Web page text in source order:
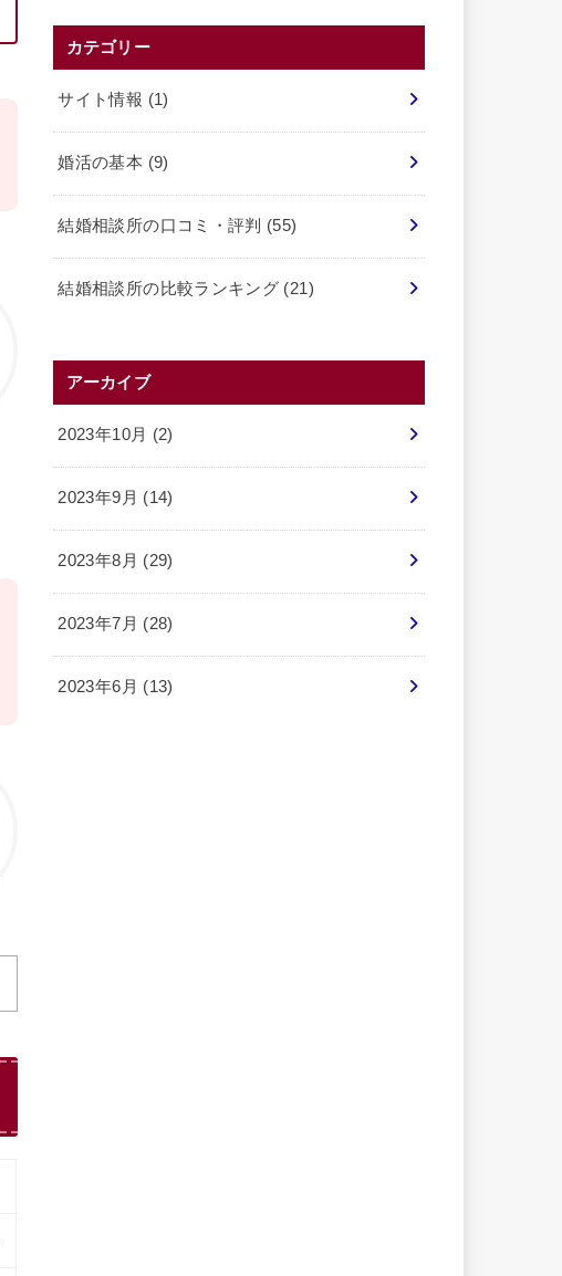
カテゴリー
サイト情報 (1)
婚活の基本 (9)
結婚相談所の口コミ・評判 (55)
結婚相談所の比較ランキング (21)
アーカイブ
2023年10月 (2)
2023年9月 (14)
2023年8月 (29)
2023年7月 (28)
2023年6月 (13)